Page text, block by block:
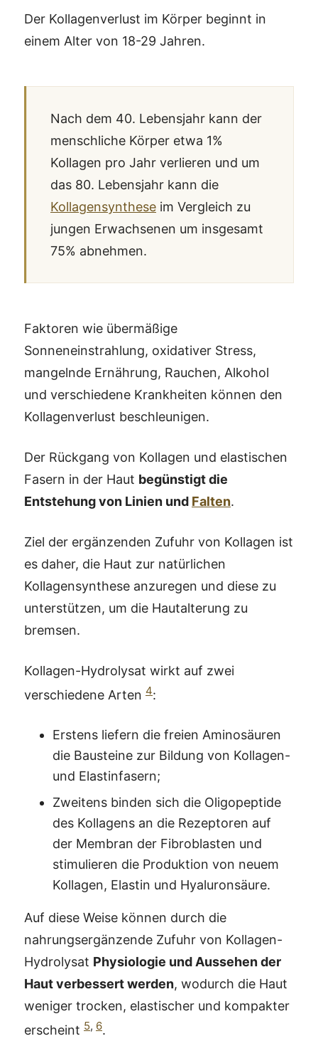
Der Kollagenverlust im Körper beginnt in
einem Alter von 18-29 Jahren.
Nach dem 40. Lebensjahr kann der
menschliche Körper etwa 1%
Kollagen pro Jahr verlieren und um
das 80. Lebensjahr kann die
Kollagensynthese im Vergleich zu
jungen Erwachsenen um insgesamt
75% abnehmen.
Faktoren wie übermäßige
Sonneneinstrahlung, oxidativer Stress,
mangelnde Ernährung, Rauchen, Alkohol
und verschiedene Krankheiten können den
Kollagenverlust beschleunigen.
Der Rückgang von Kollagen und elastischen
Fasern in der Haut begünstigt die
Entstehung von Linien und Falten.
Ziel der ergänzenden Zufuhr von Kollagen ist
es daher, die Haut zur natürlichen
Kollagensynthese anzuregen und diese zu
unterstützen, um die Hautalterung zu
bremsen.
Kollagen-Hydrolysat wirkt auf zwei
verschiedene Arten 4:
Erstens liefern die freien Aminosäuren
die Bausteine zur Bildung von Kollagen-
und Elastinfasern;
Zweitens binden sich die Oligopeptide
des Kollagens an die Rezeptoren auf
der Membran der Fibroblasten und
stimulieren die Produktion von neuem
Kollagen, Elastin und Hyaluronsäure.
Auf diese Weise können durch die
nahrungsergänzende Zufuhr von Kollagen-
Hydrolysat Physiologie und Aussehen der
Haut verbessert werden, wodurch die Haut
weniger trocken, elastischer und kompakter
erscheint 5, 6.